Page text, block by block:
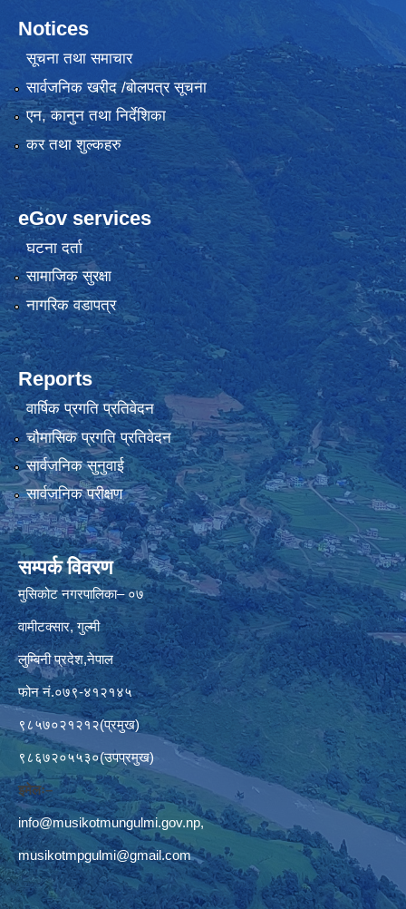
Notices
सूचना तथा समाचार
सार्वजनिक खरीद /बोलपत्र सूचना
एन, कानुन तथा निर्देशिका
कर तथा शुल्कहरु
eGov services
घटना दर्ता
सामाजिक सुरक्षा
नागरिक वडापत्र
Reports
वार्षिक प्रगति प्रतिवेदन
चौमासिक प्रगति प्रतिवेदन
सार्वजनिक सुनुवाई
सार्वजनिक परीक्षण
सम्पर्क विवरण
मुसिकोट नगरपालिका– ०७
वामीटक्सार, गुल्मी
लुम्बिनी प्रदेश,नेपाल
फोन नं.०७९-४१२१४५
९८५७०२१२१२(प्रमुख)
९८६७२०५५३०(उपप्रमुख)
इमेलः–
info@musikotmungulmi.gov.np,
musikotmpgulmi@gmail.com